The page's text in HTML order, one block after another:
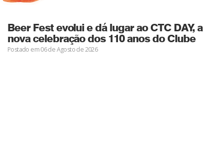
Beer Fest evolui e dá lugar ao CTC DAY, a
nova celebração dos 110 anos do Clube
Postado em 06 de Agosto de 2026